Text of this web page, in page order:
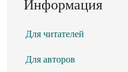
Информация
Для читателей
Для авторов